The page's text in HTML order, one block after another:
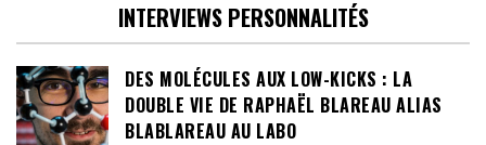
INTERVIEWS PERSONNALITÉS
DES MOLÉCULES AUX LOW-KICKS : LA
DOUBLE VIE DE RAPHAËL BLAREAU ALIAS
BLABLAREAU AU LABO